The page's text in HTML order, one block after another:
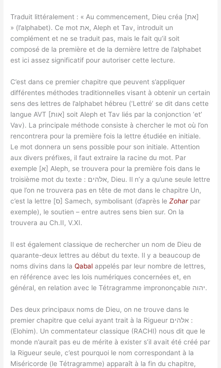
Traduit littéralement : « Au commencement, Dieu créa [את]
» (l’alphabet). Ce mot את, Aleph et Tav, introduit un
complément et ne se traduit pas, mais le fait qu’il soit
composé de la première et de la dernière lettre de l’alphabet
est ici assez significatif pour autoriser cette lecture.
C’est dans ce premier chapitre que peuvent s’appliquer
différentes méthodes traditionnelles visant à obtenir un certain
sens des lettres de l’alphabet hébreu (‘Lettré’ se dit dans cette
langue AVT [אות] soit Aleph et Tav liés par la conjonction ‘et’
Vav). La principale méthode consiste à chercher le mot où l’on
rencontrera pour la première fois la lettre étudiée en initiale.
Le mot donnera un sens possible pour son initiale. Attention
aux divers préfixes, il faut extraire la racine du mot. Par
exemple [א] Aleph, se trouvera pour la première fois dans le
troisième mot du texte : אלהים, Dieu. Il n’y a qu’une seule lettre
que l’on ne trouvera pas en tête de mot dans le chapitre Un,
c’est la lettre [ס] Samech, symbolisant (d’après leZoharpar
exemple), le soutien – entre autres sens bien sur. On la
trouvera au Ch.II, V.XI.
Il est également classique de rechercher un nom de Dieu de
quarante-deux lettres au début du texte. Il y a beaucoup de
noms divins dans laQabal appelés par leur nombre de lettres,
en référence avec les lois numériques concernées et, en
général, en relation avec le Tétragramme imprononçable יהוה.
Des deux principaux noms de Dieu, on ne trouve dans le
premier chapitre que celui ayant trait à la Rigueur אלהים :
(Elohim). Un commentateur classique (RACHI) nous dit que le
monde n’aurait pas eu de mérite à exister s’il avait été créé par
la Rigueur seule, c’est pourquoi le nom correspondant à la
Miséricorde (le Tétragramme) apparaît à la fin du chapitre,